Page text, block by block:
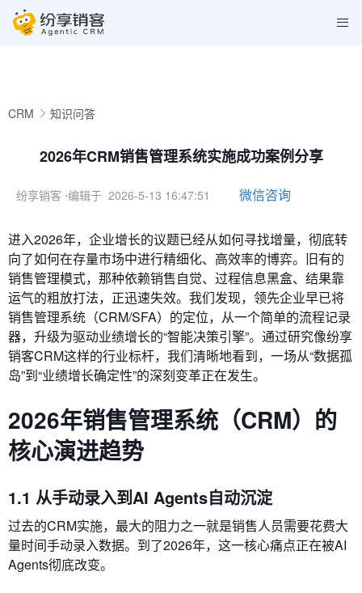
CRM 知识问答
2026年CRM销售管理系统实施成功案例分享
纷享销客 ⋅编辑于 2026-5-13 16:47:51 微信咨询
进入2026年，企业增长的议题已经从如何寻找增量，彻底转
向了如何在存量市场中进行精细化、高效率的博弈。旧有的
销售管理模式，那种依赖销售自觉、过程信息黑盒、结果靠
运气的粗放打法，正迅速失效。我们发现，领先企业早已将
销售管理系统（CRM/SFA）的定位，从一个简单的流程记录
器，升级为驱动业绩增长的“智能决策引擎”。通过研究像纷享
销客CRM这样的行业标杆，我们清晰地看到，一场从“数据孤
岛”到“业绩增长确定性”的深刻变革正在发生。
2026年销售管理系统（CRM）的
核心演进趋势
1.1 从手动录入到AI Agents自动沉淀
过去的CRM实施，最大的阻力之一就是销售人员需要花费大
量时间手动录入数据。到了2026年，这一核心痛点正在被AI
Agents彻底改变。